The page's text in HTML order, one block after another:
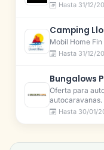
Hasta 31/12/
Camping
Mobil Home
Hasta 31/12/
Bungalows
Oferta para
autocaravanas.
Hasta 30/01/